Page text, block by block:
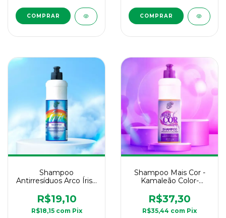
Shampoo
Antirresíduos Arco Íris -
300ml
R$19,10
R$18,15 com Pix
Shampoo Mais Cor -
Kamaleão Color-
R$37,30
R$35,44 com Pix